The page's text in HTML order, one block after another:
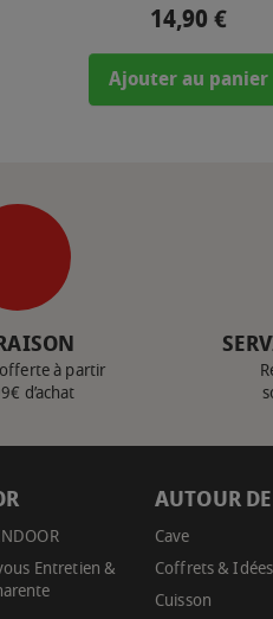
Prix
14,90 €
Ajouter au panier
à partir
d’achat
Entretien &
AUTOUR
Cave
Coffrets &
Cuisson